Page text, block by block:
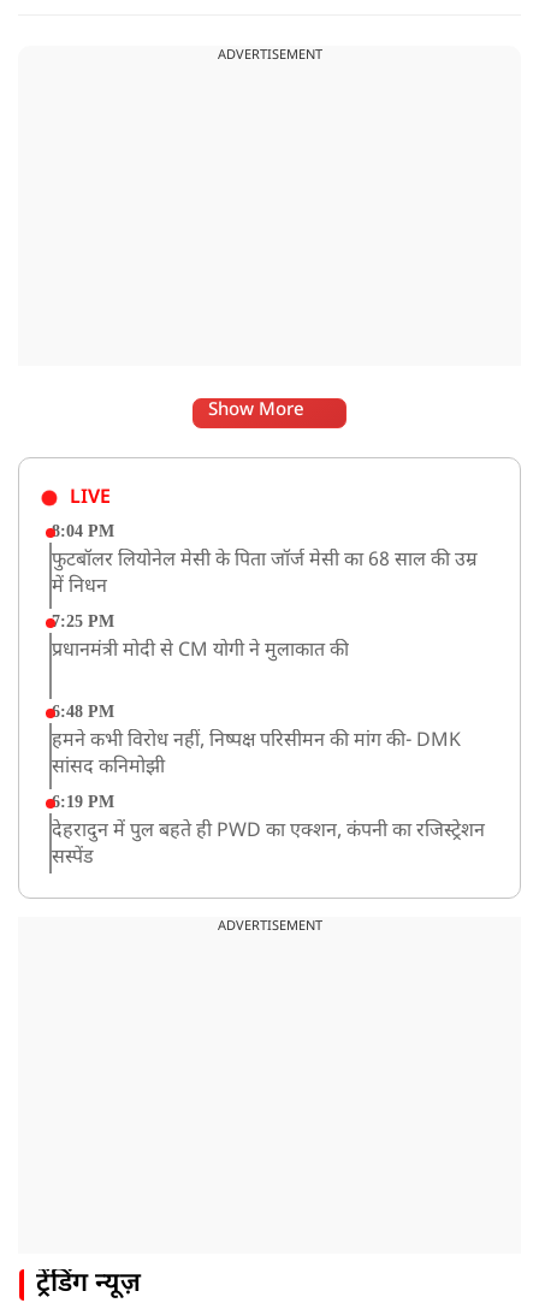
ADVERTISEMENT
Show More
LIVE
8:04 PM
फुटबॉलर लियोनेल मेसी के पिता जॉर्ज मेसी का 68 साल की उम्र
में निधन
7:25 PM
प्रधानमंत्री मोदी से CM योगी ने मुलाकात की
6:48 PM
हमने कभी विरोध नहीं, निष्पक्ष परिसीमन की मांग की- DMK
सांसद कनिमोझी
6:19 PM
देहरादुन में पुल बहते ही PWD का एक्शन, कंपनी का रजिस्ट्रेशन
सस्पेंड
खराब मौसम की चेतावनी के कारण अमरनाथ यात्रा स्थगित
असम बाढ़: 13 जिलों में 15 लाख से ज्यादा लोग प्रभावित, मृतकों
ADVERTISEMENT
ट्रेंडिंग न्यूज़